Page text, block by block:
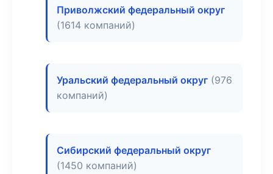
Приволжский федеральный округ
(1614 компаний)
Уральский федеральный округ (976
компаний)
Сибирский федеральный округ
(1450 компаний)